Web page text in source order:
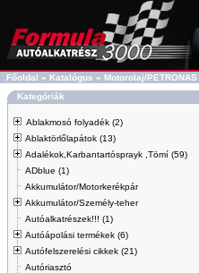
Főoldal » Katalógus » Motorolaj/PETRONAS
Kategóriák
Ablakmosó folyadék (2)
Ablaktörlőlapátok (13)
Adalékok,Karbantartósprayk ,Tömí (59)
ADblue (1)
Akkumulátor/Motorkerékpár
Akkumulátor/Személy-teher
Autóalkatrészek!!! (1)
Autóápolási termékek (6)
Autófelszerelési cikkek (21)
Autóriasztó